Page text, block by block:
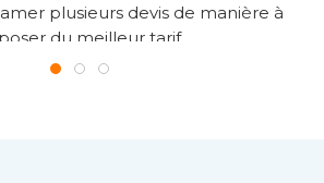
plusieurs devis de manière à
du meilleur tarif.